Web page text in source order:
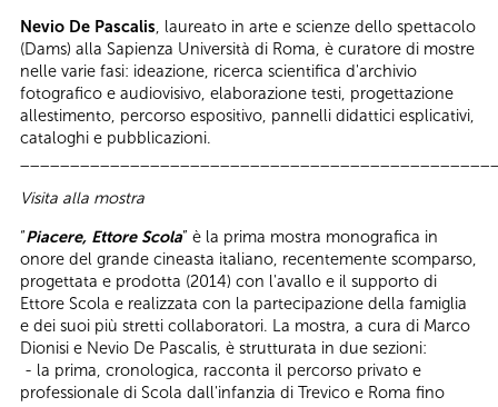
Nevio De Pascalis, laureato in arte e scienze dello spettacolo
(Dams) alla Sapienza Università di Roma, è curatore di mostre
nelle varie fasi: ideazione, ricerca scientifica d'archivio
fotografico e audiovisivo, elaborazione testi, progettazione
allestimento, percorso espositivo, pannelli didattici esplicativi,
cataloghi e pubblicazioni.
Visita alla mostra
“Piacere, Ettore Scola” è la prima mostra monografica in
onore del grande cineasta italiano, recentemente scomparso,
progettata e prodotta (2014) con l'avallo e il supporto di
Ettore Scola e realizzata con la partecipazione della famiglia
e dei suoi più stretti collaboratori. La mostra, a cura di Marco
Dionisi e Nevio De Pascalis, è strutturata in due sezioni:
- la prima, cronologica, racconta il percorso privato e
professionale di Scola dall'infanzia di Trevico e Roma fino